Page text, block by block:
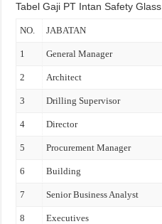
Tabel Gaji PT Intan Safety Glass
NO. JABATAN
1 General Manager
2 Architect
3 Drilling Supervisor
4 Director
5 Procurement Manager
6 Building
7 Senior Business Analyst
8 Executives